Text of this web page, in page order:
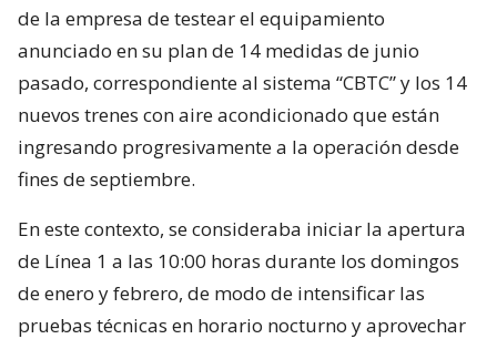
de la empresa de testear el equipamiento
anunciado en su plan de 14 medidas de junio
pasado, correspondiente al sistema “CBTC” y los 14
nuevos trenes con aire acondicionado que están
ingresando progresivamente a la operación desde
fines de septiembre.
En este contexto, se consideraba iniciar la apertura
de Línea 1 a las 10:00 horas durante los domingos
de enero y febrero, de modo de intensificar las
pruebas técnicas en horario nocturno y aprovechar